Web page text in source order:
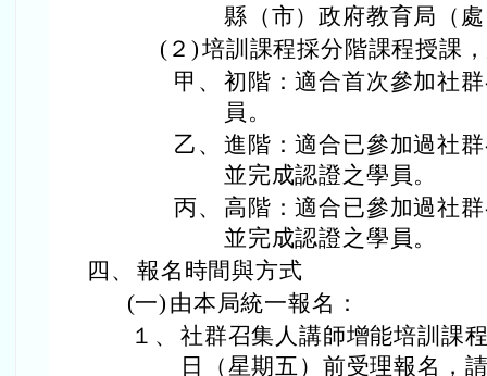
縣（市）政府教育局（
(２)培訓課程採分階課程授課
甲、 初階：適合首次參加社
員。
乙、 進階：適合已參加過社
並完成認證之學員。
丙、
高階：適合已參加過社
並完成認證之學員。
四、 報名時間與方式
(一) 由本局統一報名：
１、 社群召集人講師增能培訓課
日（星期五）前受理報名，